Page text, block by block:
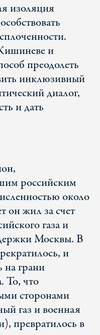
изоляция
и
преодолеть
инклюзивный
диалог,
и дать
российским
около
он жил за счет
газа и
Москвы. В
и
на грани
То, что
сторонами
газ и военная
превратилось в